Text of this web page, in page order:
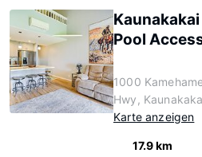
Pool
1000
Hwy,
Karte anzeigen
17.9 km